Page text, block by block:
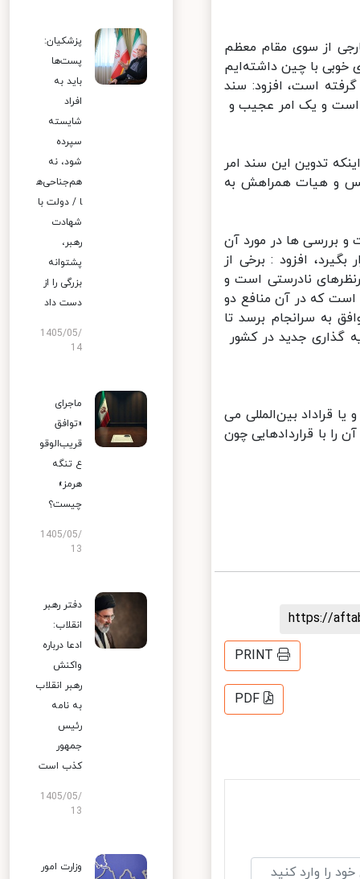
از سوی مقام معظم
همواره همکاری خوبی با چین داشته‌ایم
است، افزود: سند
و یک امر عجیب و
تدوین این سند امر
و هیات همراهش به
بررسی ها در مورد آن
افزود : برخی از
نادرستی است و
که در آن منافع دو
سرانجام برسد تا
گذاری جدید در کشور
بین‌المللی می
با قراردادهایی چون
https://
PRINT
PDF
پزشکیان:
پست‌ها
باید به
افراد
شایسته
سپرده
شود، نه
هم‌جناحی‌ه
ا / دولت با
شهادت
رهبر،
پشتوانه
بزرگی را از
دست داد
1405/05/
14
ماجرای
«توافق
قریب‌الوقو
ع تنگه
هرمز»
چیست؟
1405/05/
13
دفتر رهبر
انقلاب:
ادعا درباره
واکنش
رهبر انقلاب
به نامه
رئیس
جمهور
کذب است
1405/05/
13
وزارت امور